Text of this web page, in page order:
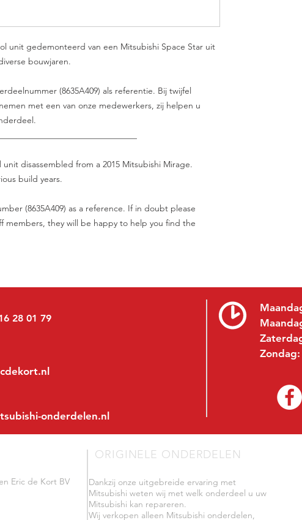
unit gedemonteerd van een Mitsubishi Space Star uit
bouwjaren.
(8635A409) als referentie. Bij twijfel
met een van onze medewerkers, zij helpen u
disassembled from a 2015 Mitsubishi Mirage.
build years.
(8635A409) as a reference. If in doubt please
members, they will be happy to help you find the
28 01 79
onderdelen.nl
Zondag:
Eric de Kort BV
ORIGINELE ONDERDELEN
Dankzij onze uitgebreide ervaring met
Mitsubishi weten wij met welk onderdeel u uw
Mitsubishi kan repareren.
Wij verkopen alleen Mitsubishi onderdelen,